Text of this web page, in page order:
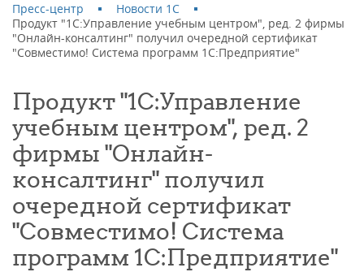
Пресс-центр
Новости 1С
Продукт "1С:Управление учебным центром", ред. 2 фирмы
"Онлайн-консалтинг" получил очередной сертификат
"Совместимо! Система программ 1С:Предприятие"
Продукт "1С:Управление
учебным центром", ред. 2
фирмы "Онлайн-
консалтинг" получил
очередной сертификат
"Совместимо! Система
программ 1С:Предприятие"